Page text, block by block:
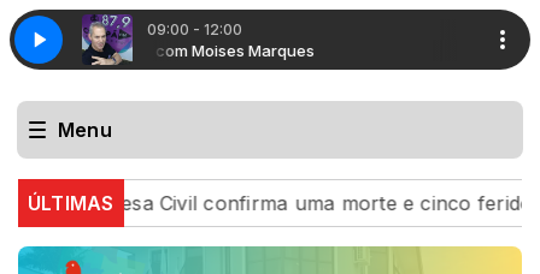
09:00 - 12:00
Conexão com Moises Marques Conexão com
Menu
ÚLTIMAS
Civil confirma uma morte e cinco feridos após